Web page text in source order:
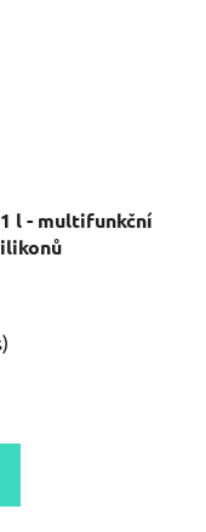
l - multifunkční